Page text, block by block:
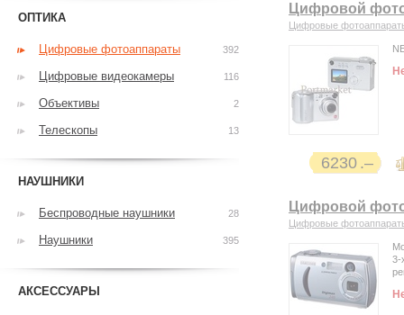
Цифровой
Цифровые
6230
Цифровой
Цифровые
3-
ОПТИКА
Цифровые фотоаппараты 392
Цифровые видеокамеры 116
Объективы 2
Телескопы 13
НАУШНИКИ
Беспроводные наушники 28
Наушники 395
АКСЕССУАРЫ